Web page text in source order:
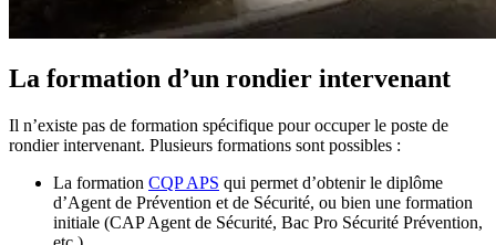
La formation d’un rondier intervenant
Il n’existe pas de formation spécifique pour occuper le poste de
rondier intervenant. Plusieurs formations sont possibles :
La formation CQP APS qui permet d’obtenir le diplôme
d’Agent de Prévention et de Sécurité, ou bien une formation
initiale (CAP Agent de Sécurité, Bac Pro Sécurité Prévention,